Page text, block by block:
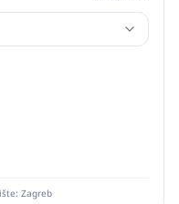
Zagreb